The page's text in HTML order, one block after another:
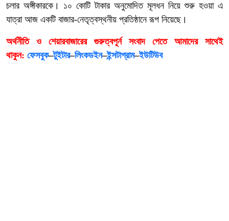
চলার অঙ্গীকারকে। ১০ কোটি টাকার অনুমোদিত মূলধন নিয়ে শুরু হওয়া এ
যাত্রা আজ একটি বাজার-নেতৃত্বস্থনীয় প্রতিষ্ঠানে রূপ নিয়েছে।
অর্থনীতি ও শেয়ারবাজারের গুরুত্বপূর্ন সংবাদ পেতে আমাদের সাথেই
থাকুন: ফেসবুক–টুইটার–লিংকডইন–ইন্সটাগ্রাম–ইউটিউব